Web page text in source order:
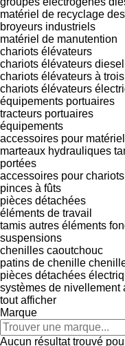
matériel de recyclage
broyeurs industriels
matériel de manutention
chariots élévateurs
chariots élévateurs diesel
chariots élévateurs à
chariots élévateurs
équipements portuaires
tracteurs portuaires
équipements
accessoires pour
marteaux hydrauliques
portées
accessoires pour
pinces à fûts
pièces détachées
éléments de travail
tamis autres éléments
suspensions
chenilles caoutchouc
patins de chenille
pièces détachées
systèmes de nivellement
tout afficher
Marque
Aucun résultat trouvé